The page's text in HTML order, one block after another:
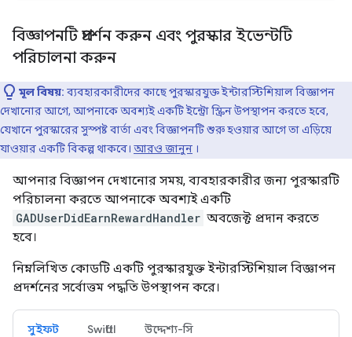
বিজ্ঞাপনটি প্রদর্শন করুন এবং পুরস্কার ইভেন্টটি
পরিচালনা করুন
মূল বিষয়: ব্যবহারকারীদের কাছে পুরস্কারযুক্ত ইন্টারস্টিশিয়াল বিজ্ঞাপন
দেখানোর আগে, আপনাকে অবশ্যই একটি ইন্ট্রো স্ক্রিন উপস্থাপন করতে হবে,
যেখানে পুরস্কারের সুস্পষ্ট বার্তা এবং বিজ্ঞাপনটি শুরু হওয়ার আগে তা এড়িয়ে
যাওয়ার একটি বিকল্প থাকবে। আরও জানুন ।
আপনার বিজ্ঞাপন দেখানোর সময়, ব্যবহারকারীর জন্য পুরস্কারটি
পরিচালনা করতে আপনাকে অবশ্যই একটি
GADUserDidEarnRewardHandler অবজেক্ট প্রদান করতে
হবে।
নিম্নলিখিত কোডটি একটি পুরস্কারযুক্ত ইন্টারস্টিশিয়াল বিজ্ঞাপন
প্রদর্শনের সর্বোত্তম পদ্ধতি উপস্থাপন করে।
সুইফট SwiftUI উদ্দেশ্য-সি